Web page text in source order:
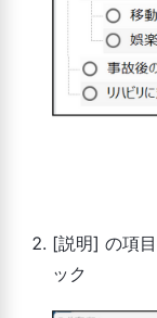
[説明] の項
ック